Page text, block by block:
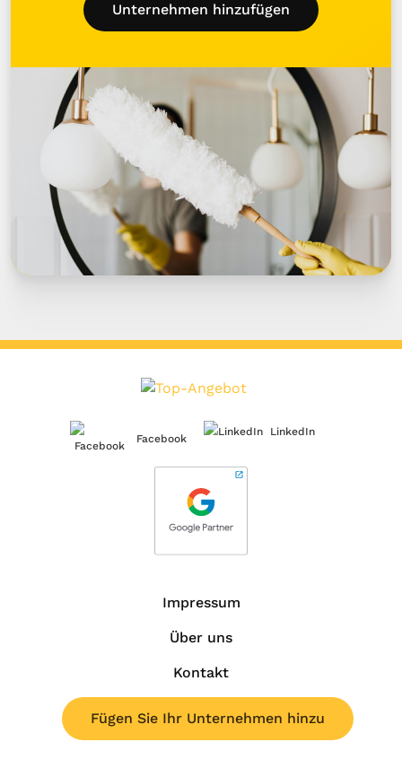
Unternehmen hinzufügen
Facebook
LinkedIn
Impressum
Über uns
Kontakt
Fügen Sie Ihr Unternehmen hinzu